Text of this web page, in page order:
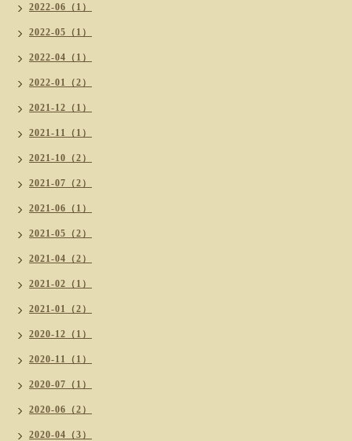
2022-06（1）
2022-05（1）
2022-04（1）
2022-01（2）
2021-12（1）
2021-11（1）
2021-10（2）
2021-07（2）
2021-06（1）
2021-05（2）
2021-04（2）
2021-02（1）
2021-01（2）
2020-12（1）
2020-11（1）
2020-07（1）
2020-06（2）
2020-04（3）